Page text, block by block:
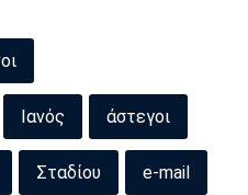
Ιανός άστεγοι
Σταδίου e-mail